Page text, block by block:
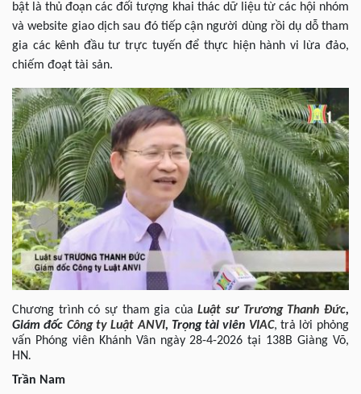
bật là thủ đoạn các đối tượng khai thác dữ liệu từ các hội nhóm
và website giao dịch sau đó tiếp cận người dùng rồi dụ dỗ tham
gia các kênh đầu tư trực tuyến để thực hiện hành vi lừa đảo,
chiếm đoạt tài sản.
Chương trình có sự tham gia củaLuật sư Trương Thanh Đức,
Giám đốc Công ty Luật ANVI, Trọng tài viên VIAC, trả lời phỏng
vấn Phóng viên Khánh Vân ngày 28-4-2026 tại 138B Giàng Võ,
HN.
Trần Nam